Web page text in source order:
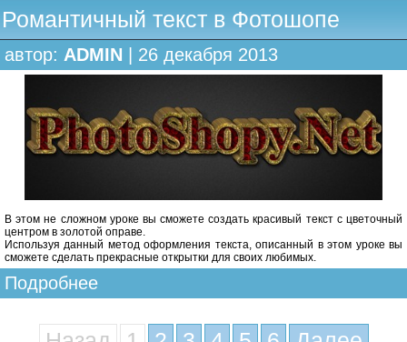
Романтичный текст в Фотошопе
автор: ADMIN | 26 декабря 2013
В этом не сложном уроке вы сможете создать красивый текст с цветочный
центром в золотой оправе.
Используя данный метод оформления текста, описанный в этом уроке вы
сможете сделать прекрасные открытки для своих любимых.
Подробнее